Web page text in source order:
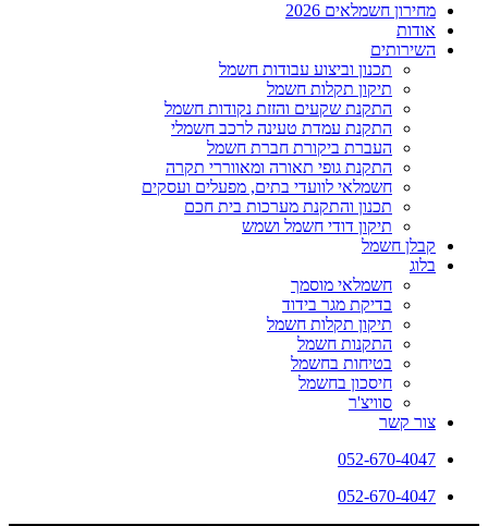
מחירון חשמלאים 2026
אודות
השירותים
תכנון וביצוע עבודות חשמל
תיקון תקלות חשמל
התקנת שקעים והזזת נקודות חשמל
התקנת עמדת טעינה לרכב חשמלי
העברת ביקורת חברת חשמל
התקנת גופי תאורה ומאווררי תקרה
חשמלאי לוועדי בתים, מפעלים ועסקים
תכנון והתקנת מערכות בית חכם
תיקון דודי חשמל ושמש
קבלן חשמל
בלוג
חשמלאי מוסמך
בדיקת מגר בידוד
תיקון תקלות חשמל
התקנות חשמל
בטיחות בחשמל
חיסכון בחשמל
סוויצ'ר
צור קשר
052-670-4047
052-670-4047